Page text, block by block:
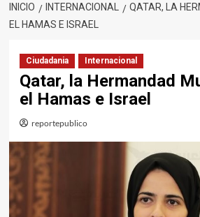
INICIO INTERNACIONAL
QATAR, LA
EL HAMAS E ISRAEL
Ciudadania Internacional
Qatar, la Hermandad
el Hamas e Israel
reportepublico